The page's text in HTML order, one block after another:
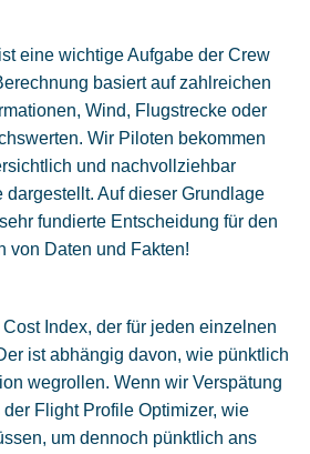
eine wichtige Aufgabe der Crew
basiert auf zahlreichen
Wind, Flugstrecke oder
Wir Piloten bekommen
und nachvollziehbar
dargestellt. Auf dieser Grundlage
fundierte Entscheidung für den
von Daten und Fakten!
Index, der für jeden einzelnen
ist abhängig davon, wie pünktlich
wegrollen. Wenn wir Verspätung
Flight Profile Optimizer, wie
um dennoch pünktlich ans